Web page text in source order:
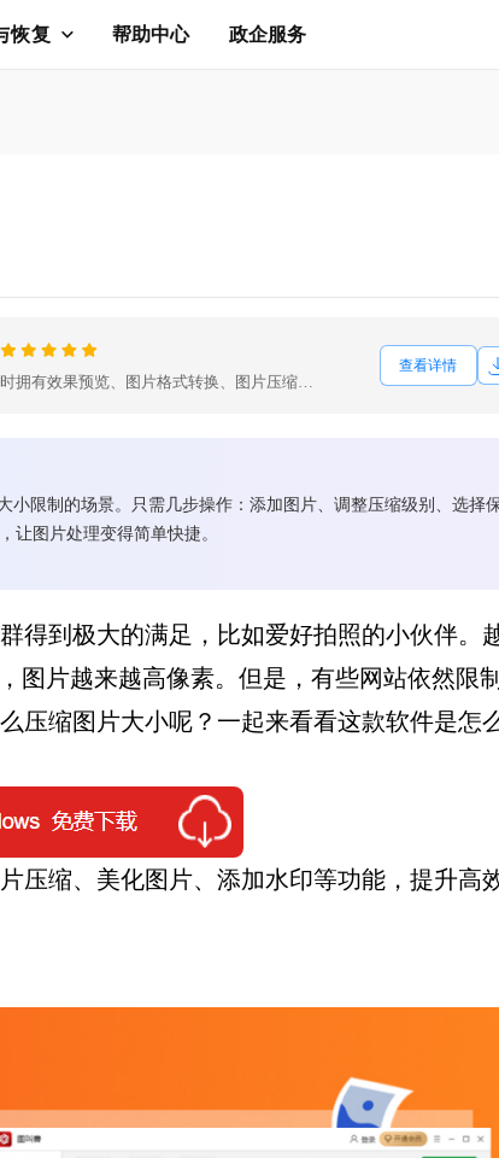
恢复 帮助中心 政企服务
一款超赞的多功能图片处理工具，不仅支持图片一键批量处理，同时拥有效果预览、图片格式转换、图片压缩、图片尺寸更改、图片美化、图片添加水印等功能，真正为广大用户提升工作生活效率。
查看详情
限制的场景。只需几步操作：添加图片、调整压缩级别、选择
让图片处理变得简单快捷。
到极大的满足，比如爱好拍照的小伙伴。
图片越来越高像素。但是，有些网站依然限
缩图片大小呢？一起来看看这款软件是怎
缩、美化图片、添加水印等功能，提升高效